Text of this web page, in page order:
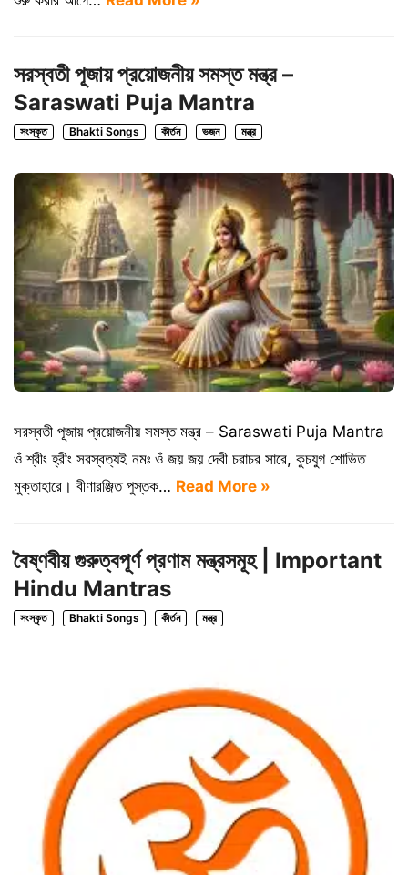
সরস্বতী পূজায় প্রয়োজনীয় সমস্ত মন্ত্র –
Saraswati Puja Mantra
সংস্কৃত Bhakti Songs কীর্তন ভজন মন্ত্র
সরস্বতী পূজায় প্রয়োজনীয় সমস্ত মন্ত্র – Saraswati Puja Mantra
ওঁ শ্রীং হ্রীং সরস্বত্যই নমঃ ওঁ জয় জয় দেবী চরাচর সারে, কুচযুগ শোভিত
মুক্তাহারে। বীণারঞ্জিত পুস্তক… Read More »
বৈষ্ণবীয় গুরুত্বপূর্ণ প্রণাম মন্ত্রসমূহ | Important
Hindu Mantras
সংস্কৃত Bhakti Songs কীর্তন মন্ত্র